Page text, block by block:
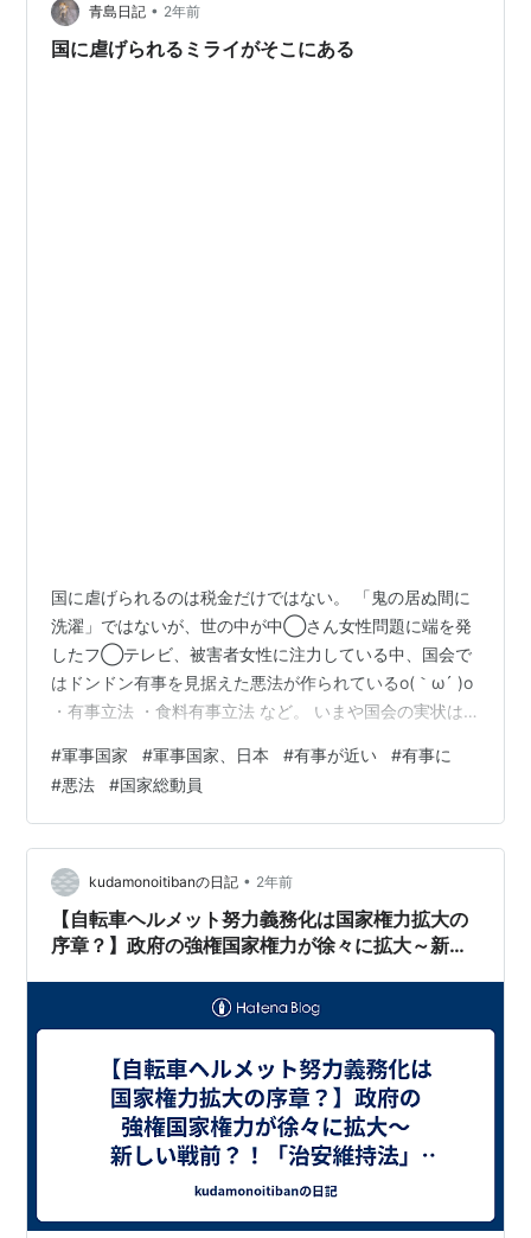
青島日記 • 2年前
国に虐げられるミライがそこにある
国に虐げられるのは税金だけではない。 「鬼の居ぬ間に
洗濯」ではないが、世の中が中◯さん女性問題に端を発
したフ◯テレビ、被害者女性に注力している中、国会で
はドンドン有事を見据えた悪法が作られているo(｀ω´ )o
・有事立法 ・食料有事立法 など。 いまや国会の実状は
るようになってきた。 分かりやすい説明で有難いと僕は
思っている（╹◡╹） 「れいわ代表の発言」で税金のこ
と、消費税のことが分かるようになってきたし、気に留
めるようになってきた。 その「れいわ」や「専門家の動
画」で警鐘を鳴らされているのが、最近の悪法だo(｀ω´
)o 何となくだが、国…
#軍事国家 #軍事国家、日本 #有事が近い #有事に
#悪法 #国家総動員
kudamonoitibanの日記 • 2年前
【自転車ヘルメット努力義務化は国家権力拡大の
序章？】政府の強権国家権力が徐々に拡大～新し